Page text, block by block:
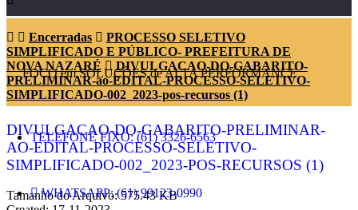
FOCO em SOLUÇÕES de ALTA PERFORMANCE
TELEFONE FIXO: (61) 3326-6563
WHATSAPP: (61) 99123-0990
Encerradas
PROCESSO SELETIVO
SIMPLIFICADO E PÚBLICO- PREFEITURA DE
NOVA NAZARÉ
DIVULGACAO-DO-GABARITO-
PRELIMINAR-ao-EDITAL-PROCESSO-SELETIVO-
SIMPLIFICADO-002_2023-pos-recursos (1)
DIVULGACAO-DO-GABARITO-PRELIMINAR-
AO-EDITAL-PROCESSO-SELETIVO-
SIMPLIFICADO-002_2023-POS-RECURSOS (1)
Tamanho do Arquivo: 575.43 KB